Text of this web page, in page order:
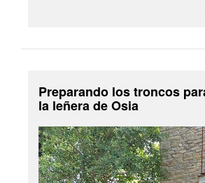
Preparando los troncos
la leñera de Osia